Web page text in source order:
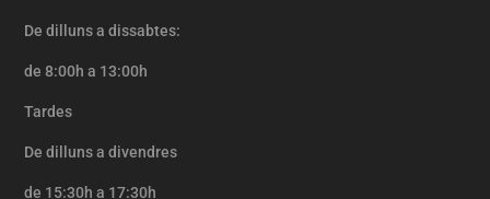
De dilluns a dissabtes:
de 8:00h a 13:00h
Tardes
De dilluns a divendres
de 15:30h a 17:30h